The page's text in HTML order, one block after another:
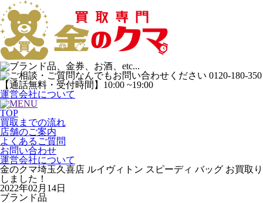
運営会社について
TOP
買取までの流れ
店舗のご案内
よくあるご質問
お問い合わせ
運営会社について
金のクマ埼玉久喜店 ルイヴィトン スピーディ バッグ お買取り
しました！
2022年02月14日
ブランド品